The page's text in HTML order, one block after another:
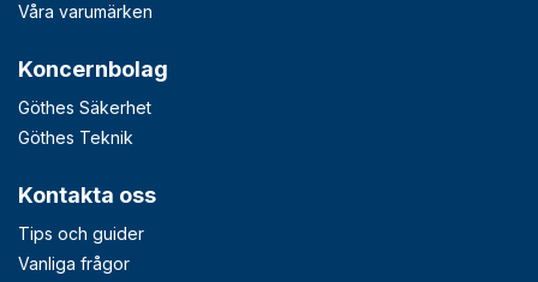
Våra varumärken
Koncernbolag
Göthes Säkerhet
Göthes Teknik
Kontakta oss
Tips och guider
Vanliga frågor